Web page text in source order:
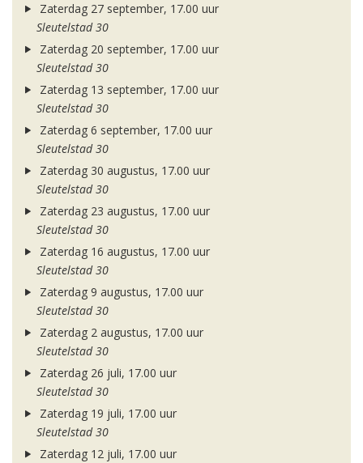
Zaterdag 27 september, 17.00 uur
Sleutelstad 30
Zaterdag 20 september, 17.00 uur
Sleutelstad 30
Zaterdag 13 september, 17.00 uur
Sleutelstad 30
Zaterdag 6 september, 17.00 uur
Sleutelstad 30
Zaterdag 30 augustus, 17.00 uur
Sleutelstad 30
Zaterdag 23 augustus, 17.00 uur
Sleutelstad 30
Zaterdag 16 augustus, 17.00 uur
Sleutelstad 30
Zaterdag 9 augustus, 17.00 uur
Sleutelstad 30
Zaterdag 2 augustus, 17.00 uur
Sleutelstad 30
Zaterdag 26 juli, 17.00 uur
Sleutelstad 30
Zaterdag 19 juli, 17.00 uur
Sleutelstad 30
Zaterdag 12 juli, 17.00 uur